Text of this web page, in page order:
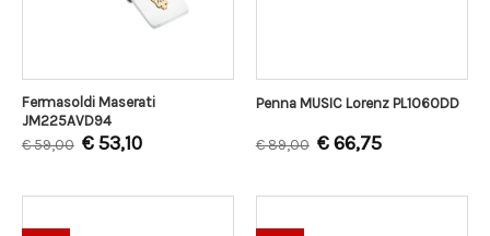
Fermasoldi Maserati
JM225AVD94
€59,00 €53,10
Penna MUSIC Lorenz PL1060DD
€89,00 €66,75